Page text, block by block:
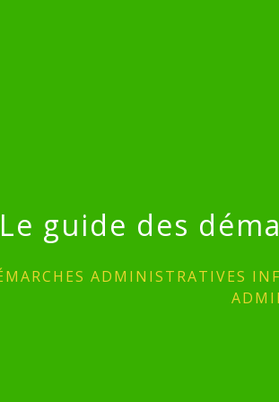
Le guide des
ADMINISTRATIVES